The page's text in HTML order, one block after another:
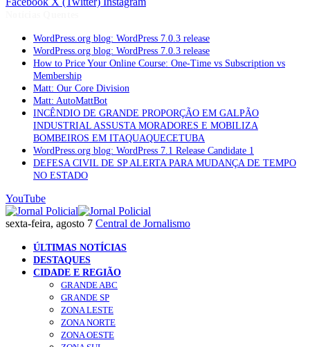
WordPress.org blog: WordPress 7.0.3 release
WordPress.org blog: WordPress 7.0.3 release
How to Price Your Online Course: One-Time vs Subscription vs
Membership
Matt: Our Core Division
Matt: AutoMattBot
INCÊNDIO DE GRANDE PROPORÇÃO EM GALPÃO
INDUSTRIAL ASSUSTA MORADORES E MOBILIZA
BOMBEIROS EM ITAQUAQUECETUBA
WordPress.org blog: WordPress 7.1 Release Candidate 1
DEFESA CIVIL DE SP ALERTA PARA MUDANÇA DE TEMPO
NO ESTADO
YouTube
sexta-feira, agosto 7 Central de Jornalismo
ÚLTIMAS NOTÍCIAS
DESTAQUES
CIDADE E REGIÃO
GRANDE ABC
GRANDE SP
ZONA LESTE
ZONA NORTE
ZONA OESTE